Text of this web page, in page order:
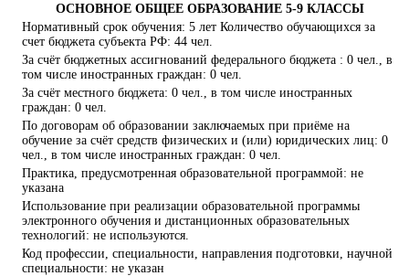
ОСНОВНОЕ ОБЩЕЕ ОБРАЗОВАНИЕ 5-9 КЛАССЫ
Нормативный срок обучения: 5 лет Количество обучающихся за
счет бюджета субъекта РФ: 44 чел.
За счёт бюджетных ассигнований федерального бюджета : 0 чел., в
том числе иностранных граждан: 0 чел.
За счёт местного бюджета: 0 чел., в том числе иностранных
граждан: 0 чел.
По договорам об образовании заключаемых при приёме на
обучение за счёт средств физических и (или) юридических лиц: 0
чел., в том числе иностранных граждан: 0 чел.
Практика, предусмотренная образовательной программой: не
указана
Использование при реализации образовательной программы
электронного обучения и дистанционных образовательных
технологий: не используются.
Код профессии, специальности, направления подготовки, научной
специальности: не указан